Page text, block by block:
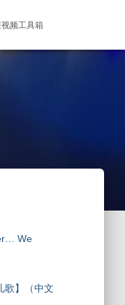
频工具箱
We
歌】（中文